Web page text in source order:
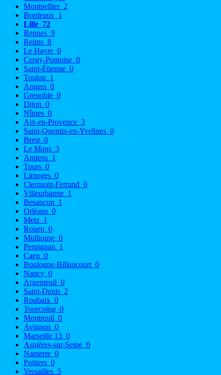
Montpellier 2
Bordeaux 1
Lille 72
Rennes 9
Reims 8
Le Havre 0
Cergy-Pontoise 0
Saint-Étienne 0
Toulon 1
Angers 0
Grenoble 0
Dijon 0
Nîmes 0
Aix-en-Provence 3
Saint-Quentin-en-Yvelines 0
Brest 0
Le Mans 3
Amiens 1
Tours 0
Limoges 0
Clermont-Ferrand 0
Villeurbanne 1
Besançon 1
Orléans 0
Metz 1
Rouen 0
Mulhouse 0
Perpignan 1
Caen 0
Boulogne-Billancourt 0
Nancy 0
Argenteuil 0
Saint-Denis 2
Roubaix 0
Tourcoing 0
Montreuil 0
Avignon 0
Marseille 13 0
Asnières-sur-Seine 0
Nanterre 0
Poitiers 0
Versailles 5